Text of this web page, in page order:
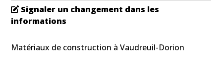
Signaler un changement dans les
informations
Matériaux de construction à Vaudreuil-Dorion